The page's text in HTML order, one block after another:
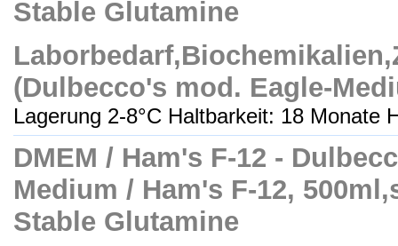
Stable Glutamine
(Dulbecco's mod. Eagle-
Lagerung 2-8°C Haltbarkeit: 18 Monate
DMEM / Ham's F-12 -
Medium / Ham's F-12,
Stable Glutamine